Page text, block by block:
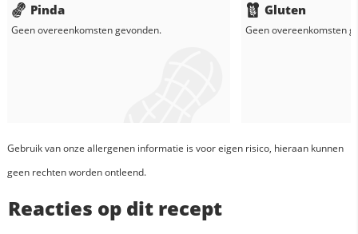
Pinda
Geen overeenkomsten gevonden.
Gluten
Geen overeenkomsten
Gebruik van onze allergenen informatie is voor eigen risico, hieraan kunnen
geen rechten worden ontleend.
Reacties op dit recept